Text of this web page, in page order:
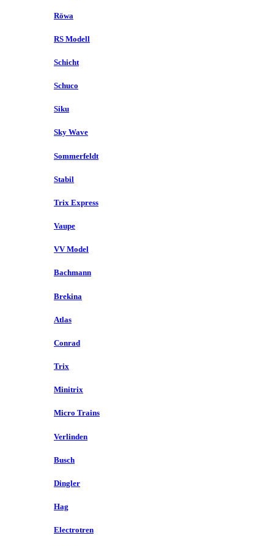
Röwa
RS Modell
Schicht
Schuco
Siku
Sky Wave
Sommerfeldt
Stabil
Trix Express
Vaupe
VV Model
Bachmann
Brekina
Atlas
Conrad
Trix
Minitrix
Micro Trains
Verlinden
Busch
Dingler
Hag
Electrotren